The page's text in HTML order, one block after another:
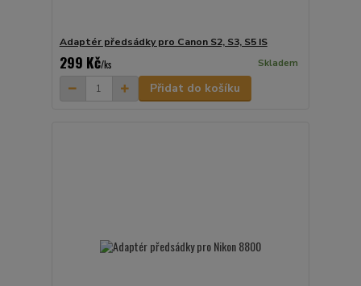
Adaptér předsádky pro Canon S2, S3, S5 IS
299 Kč/ks Skladem
Přidat do košíku